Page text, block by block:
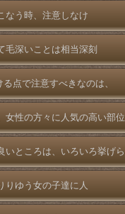
なう時、注意しなけ
毛深いことは相当深刻
る点で注意すべきなのは、
女性の方々に人気の高い部
いところは、いろいろ挙げ
りゆう女の子達に人